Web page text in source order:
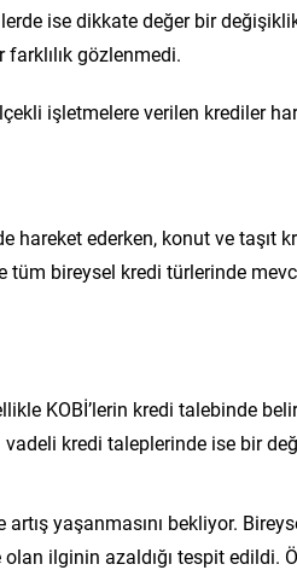
ise dikkate değer bir
gözlenmedi.
işletmelere verilen krediler
hareket ederken, konut ve taşıt
tüm bireysel kredi türlerinde
KOBİ’lerin kredi talebinde
kredi taleplerinde ise bir
yaşanmasını bekliyor.
ilginin azaldığı tespit edildi.